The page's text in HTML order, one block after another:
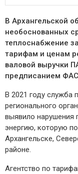
В Архангельской
необоснованных
теплоснабжение
тарифам и ценам
валовой выручки
предписанием
В 2021 году служба
регионального
выявило нарушения
энергию, которую
Архангельске,
районе.
Агентство по